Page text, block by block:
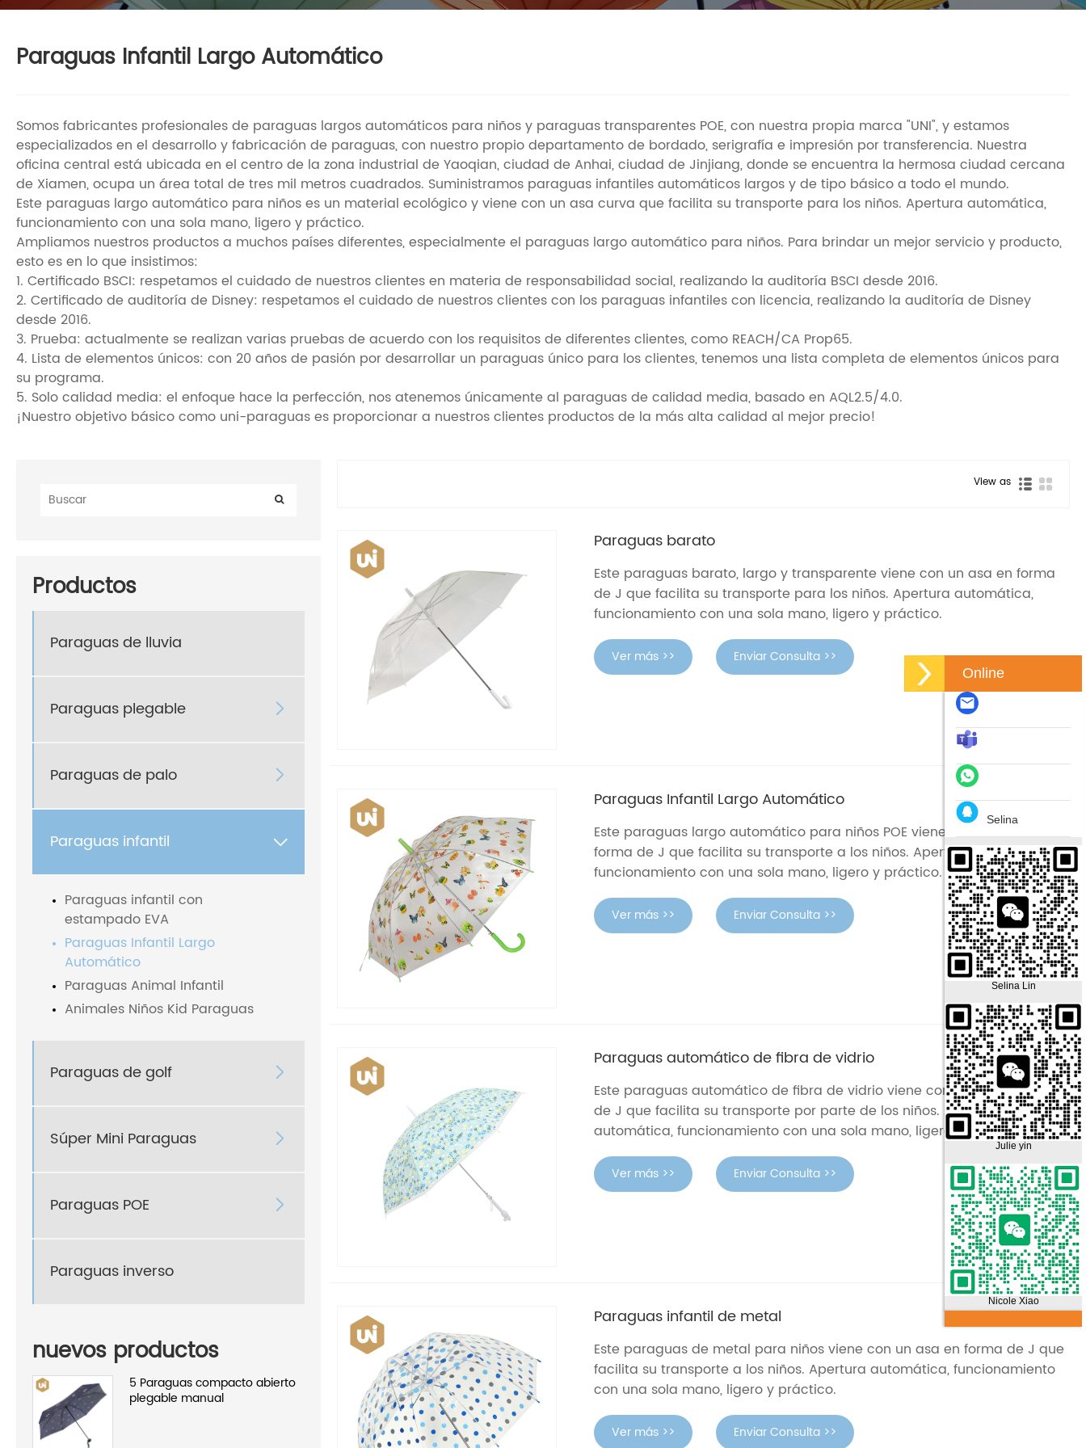
Paraguas Infantil Largo Automático
Somos fabricantes profesionales de paraguas largos automáticos para niños y paraguas transparentes POE, con nuestra propia marca "UNI", y estamos
especializados en el desarrollo y fabricación de paraguas, con nuestro propio departamento de bordado, serigrafía e impresión por transferencia. Nuestra
oficina central está ubicada en el centro de la zona industrial de Yaoqian, ciudad de Anhai, ciudad de Jinjiang, donde se encuentra la hermosa ciudad cercana
de Xiamen, ocupa un área total de tres mil metros cuadrados. Suministramos paraguas infantiles automáticos largos y de tipo básico a todo el mundo.
Este paraguas largo automático para niños es un material ecológico y viene con un asa curva que facilita su transporte para los niños. Apertura automática,
funcionamiento con una sola mano, ligero y práctico.
Ampliamos nuestros productos a muchos países diferentes, especialmente el paraguas largo automático para niños. Para brindar un mejor servicio y producto,
esto es en lo que insistimos:
1. Certificado BSCI: respetamos el cuidado de nuestros clientes en materia de responsabilidad social, realizando la auditoría BSCI desde 2016.
2. Certificado de auditoría de Disney: respetamos el cuidado de nuestros clientes con los paraguas infantiles con licencia, realizando la auditoría de Disney
desde 2016.
3. Prueba: actualmente se realizan varias pruebas de acuerdo con los requisitos de diferentes clientes, como REACH/CA Prop65.
4. Lista de elementos únicos: con 20 años de pasión por desarrollar un paraguas único para los clientes, tenemos una lista completa de elementos únicos para
su programa.
5. Solo calidad media: el enfoque hace la perfección, nos atenemos únicamente al paraguas de calidad media, basado en AQL2.5/4.0.
¡Nuestro objetivo básico como uni-paraguas es proporcionar a nuestros clientes productos de la más alta calidad al mejor precio!
Productos
Paraguas de lluvia
Paraguas plegable 
Paraguas de palo 
Paraguas infantil 
Paraguas infantil con
estampado EVA
Paraguas Infantil Largo
Automático
Paraguas Animal Infantil
Animales Niños Kid Paraguas
Paraguas de golf 
Súper Mini Paraguas 
Paraguas POE 
Paraguas inverso
nuevos productos
5 Paraguas compacto abierto
plegable manual
View as
Paraguas barato
Este paraguas barato, largo y transparente viene con un asa en forma
de J que facilita su transporte para los niños. Apertura automática,
funcionamiento con una sola mano, ligero y práctico.
Ver más >> Enviar Consulta >>
Paraguas Infantil Largo Automático
Este paraguas largo automático para niños POE viene con un asa en
forma de J que facilita su transporte a los niños. Apertura automática,
funcionamiento con una sola mano, ligero y práctico.
Ver más >> Enviar Consulta >>
Paraguas automático de fibra de vidrio
Este paraguas automático de fibra de vidrio viene con un asa en forma
de J que facilita su transporte por parte de los niños. Apertura
automática, funcionamiento con una sola mano, ligero y práctico.
Ver más >> Enviar Consulta >>
Paraguas infantil de metal
Este paraguas de metal para niños viene con un asa en forma de J que
facilita su transporte a los niños. Apertura automática, funcionamiento
con una sola mano, ligero y práctico.
Ver más >> Enviar Consulta >>
Online
Selina
Selina Lin
Julie yin
Nicole Xiao